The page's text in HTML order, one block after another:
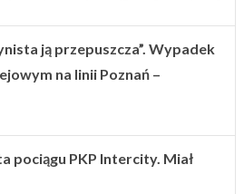
ją przepuszcza”. Wypadek
na linii Poznań –
pociągu PKP Intercity. Miał